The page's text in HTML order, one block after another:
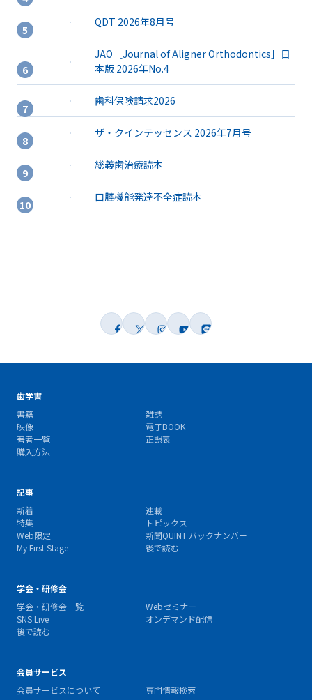
QDT 2026年8月号
JAO［Journal of Aligner Orthodontics］日
本版 2026年No.4
歯科保険請求2026
ザ・クインテッセンス 2026年7月号
総義歯治療読本
口腔機能発達不全症読本
歯学書
書籍
雑誌
映像
電子BOOK
著者一覧
正誤表
購入方法
記事
新着
連載
特集
トピックス
Web限定
新聞QUINT バックナンバー
My First Stage
後で読む
学会・研修会
学会・研修会一覧
Webセミナー
SNS Live
オンデマンド配信
後で読む
会員サービス
会員サービスについて
専門情報検索